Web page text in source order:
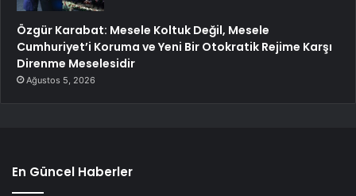
Özgür Karabat: Mesele Koltuk Değil, Mesele
Cumhuriyet’i Koruma ve Yeni Bir Otokratik Rejime Karşı
Direnme Meselesidir
Ağustos 5, 2026
En Güncel Haberler